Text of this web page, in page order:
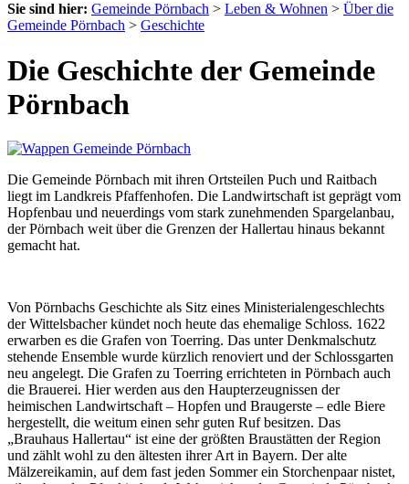
Sie sind hier: Gemeinde Pörnbach > Leben & Wohnen > Über die
Gemeinde Pörnbach > Geschichte
Die Geschichte der Gemeinde
Pörnbach
Die Gemeinde Pörnbach mit ihren Ortsteilen Puch und Raitbach
liegt im Landkreis Pfaffenhofen. Die Landwirtschaft ist geprägt vom
Hopfenbau und neuerdings vom stark zunehmenden Spargelanbau,
der Pörnbach weit über die Grenzen der Hallertau hinaus bekannt
gemacht hat.
Von Pörnbachs Geschichte als Sitz eines Ministerialengeschlechts
der Wittelsbacher kündet noch heute das ehemalige Schloss. 1622
erwarben es die Grafen von Toerring. Das unter Denkmalschutz
stehende Ensemble wurde kürzlich renoviert und der Schlossgarten
neu angelegt. Die Grafen zu Toerring errichteten in Pörnbach auch
die Brauerei. Hier werden aus den Haupterzeugnissen der
heimischen Landwirtschaft – Hopfen und Braugerste – edle Biere
hergestellt, die weitum einen sehr guten Ruf besitzen. Das
„Brauhaus Hallertau“ ist eine der größten Braustätten der Region
und zählt wohl zu den ältesten ihrer Art in Bayern. Der alte
Mälzereikamin, auf dem fast jeden Sommer ein Storchenpaar nistet,